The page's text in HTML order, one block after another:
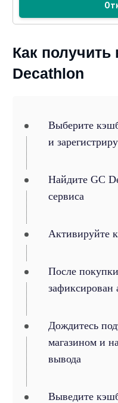
Как получить
Decathlon
Выберите
и
Найдите GC
сервиса
Активируйте
После
зафиксирован
Дождитесь
магазином и
вывода
Выведите